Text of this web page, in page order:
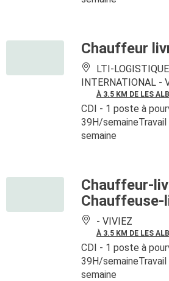
Chauffeur
LTI-
INTERNATIONAL -
À 3.5 KM DE LES
CDI - 1 poste à
39H/semaineTravail
semaine
Chauffeur-
Chauffeuse-
- VIVIEZ
À 3.5 KM DE LES
CDI - 1 poste à
39H/semaineTravail
semaine